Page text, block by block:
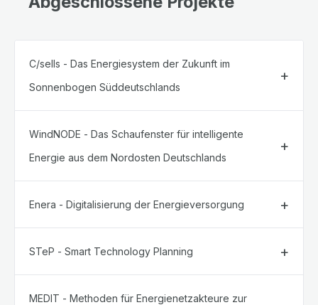
C/sells - Das Energiesystem der Zukunft im
Sonnenbogen Süddeutschlands
WindNODE - Das Schaufenster für intelligente
Energie aus dem Nordosten Deutschlands
Enera - Digitalisierung der Energieversorgung
STeP - Smart Technology Planning
MEDIT - Methoden für Energienetzakteure zur